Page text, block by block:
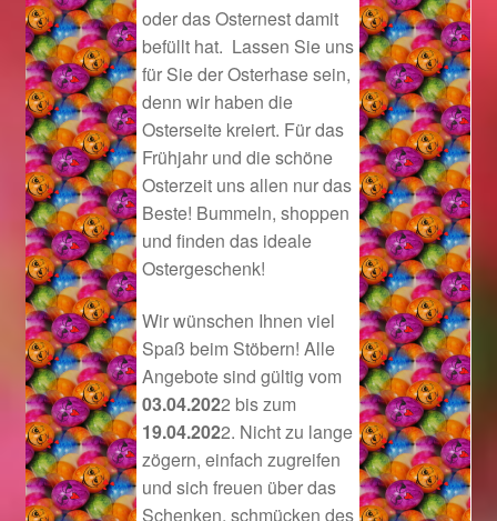
Im Gedenken an
Impressum
Karneval 2015 – Schmuck zu Fasching & Co.
Karneval 2019 – Schmuck zu Fasching & Co.
Karneval 2020 – Schmuck zu Fasching & Co.
Kasse
Liefer- und Versandkosten
Magisches und Festliches zu Halloween
oder das Osternest damit
befüllt hat. Lassen Sie uns
für Sie der Osterhase sein,
denn wir haben die
Osterseite kreiert. Für das
Frühjahr und die schöne
Osterzeit uns allen nur das
Beste! Bummeln, shoppen
und finden das ideale
Ostergeschenk!
Wir wünschen Ihnen viel
Spaß beim Stöbern! Alle
Angebote sind gültig vom
03.04.2022 bis zum
19.04.2022. Nicht zu lange
zögern, einfach zugreifen
und sich freuen über das
Schenken, schmücken des